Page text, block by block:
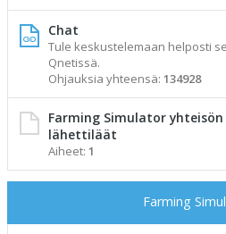
Chat
Tule keskustelemaan helposti
Qnetissä.
Ohjauksia yhteensä: 134928
Farming Simulator
lähettiläät
Aiheet: 1
Farming